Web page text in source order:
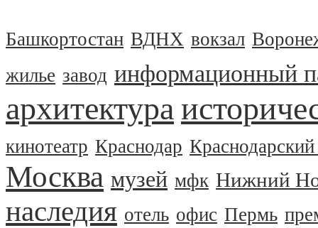
Башкортостан ВДНХ вокзал
жилье завод информационный
архитектура
кинотеатр Краснодар
Москва музей мфк Нижний
наследия отель офис Пермь